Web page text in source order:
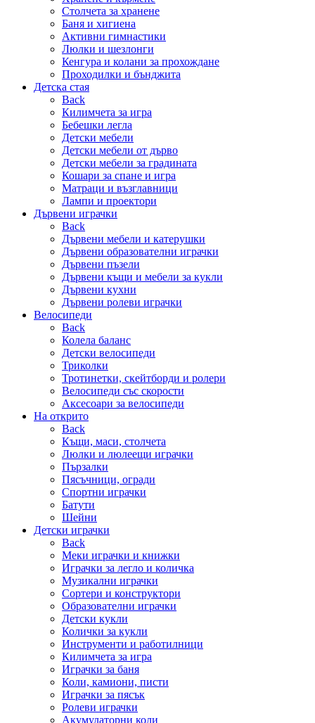
Столчета за хранене
Баня и хигиена
Активни гимнастики
Люлки и шезлонги
Кенгура и колани за прохождане
Проходилки и бънджита
Детска стая
Back
Килимчета за игра
Бебешки легла
Детски мебели
Детски мебели от дърво
Детски мебели за градината
Кошари за спане и игра
Матраци и възглавници
Лампи и проектори
Дървени играчки
Back
Дървени мебели и катерушки
Дървени образователни играчки
Дървени пъзели
Дървени къщи и мебели за кукли
Дървени кухни
Дървени ролеви играчки
Велосипеди
Back
Колела баланс
Детски велосипеди
Триколки
Тротинетки, скейтборди и ролери
Велосипеди със скорости
Аксесоари за велосипеди
На открито
Back
Къщи, маси, столчета
Люлки и люлеещи играчки
Пързалки
Пясъчници, огради
Спортни играчки
Батути
Шейни
Детски играчки
Back
Меки играчки и книжки
Играчки за легло и количка
Музикални играчки
Сортери и конструктори
Образователни играчки
Детски кукли
Колички за кукли
Инструменти и работилници
Килимчета за игра
Играчки за баня
Коли, камиони, писти
Играчки за пясък
Ролеви играчки
Акумулаторни коли